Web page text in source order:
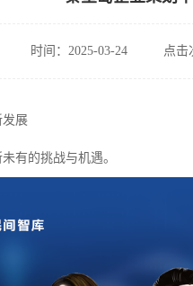
时间：2025-03-24 点击
发展
有的挑战与机遇。